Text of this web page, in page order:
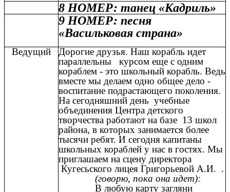
8 НОМЕР: танец «Кадриль»
9 НОМЕР: песня
«Васильковая страна»
Ведущий
Дорогие друзья. Наш корабль идет
параллельны курсом еще с одним
кораблем - это школьный корабль. Ведь
вместе мы делаем одно общее дело -
воспитание подрастающего поколения.
На сегодняшний день учебные
объединения Центра детского
творчества работают на базе 13 школ
района, в которых занимается более
тысячи ребят. И сегодня капитаны
школьных кораблей у нас в гостях. Мы
приглашаем на сцену директора
Кугесьского лицея Григорьевой А.И. .
(говорю, пока она идет):
В любую карту загляни